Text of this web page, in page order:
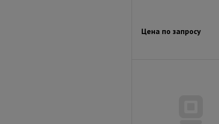
Цена по запросу